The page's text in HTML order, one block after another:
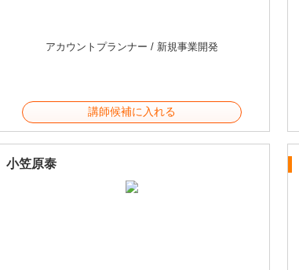
アカウントプランナー / 新規事業開発
講師候補に入れる
小笠原泰